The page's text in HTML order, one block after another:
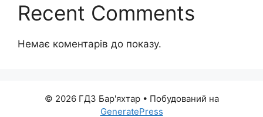
Recent Comments
Немає коментарів до показу.
© 2026 ГДЗ Бар'яхтар• Побудований на
GeneratePress